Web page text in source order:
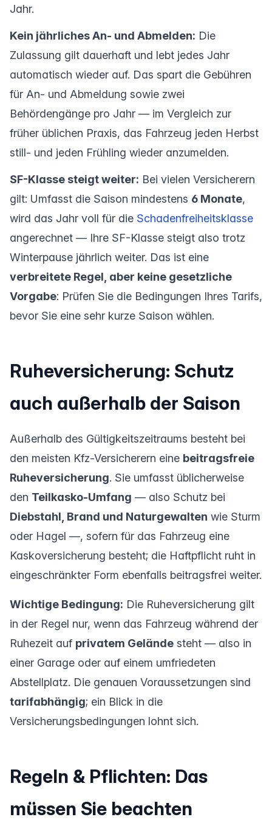
Jahr.
Kein jährliches An- und Abmelden: Die
Zulassung gilt dauerhaft und lebt jedes Jahr
automatisch wieder auf. Das spart die Gebühren
für An- und Abmeldung sowie zwei
Behördengänge pro Jahr — im Vergleich zur
früher üblichen Praxis, das Fahrzeug jeden Herbst
still- und jeden Frühling wieder anzumelden.
SF-Klasse steigt weiter: Bei vielen Versicherern
gilt: Umfasst die Saison mindestens 6 Monate,
wird das Jahr voll für die Schadenfreiheitsklasse
angerechnet — Ihre SF-Klasse steigt also trotz
Winterpause jährlich weiter. Das ist eine
verbreitete Regel, aber keine gesetzliche
Vorgabe: Prüfen Sie die Bedingungen Ihres Tarifs,
bevor Sie eine sehr kurze Saison wählen.
Ruheversicherung: Schutz
auch außerhalb der Saison
Außerhalb des Gültigkeitszeitraums besteht bei
den meisten Kfz-Versicherern eine beitragsfreie
Ruheversicherung. Sie umfasst üblicherweise
den Teilkasko-Umfang — also Schutz bei
Diebstahl, Brand und Naturgewalten wie Sturm
oder Hagel —, sofern für das Fahrzeug eine
Kaskoversicherung besteht; die Haftpflicht ruht in
eingeschränkter Form ebenfalls beitragsfrei weiter.
Wichtige Bedingung: Die Ruheversicherung gilt
in der Regel nur, wenn das Fahrzeug während der
Ruhezeit auf privatem Gelände steht — also in
einer Garage oder auf einem umfriedeten
Abstellplatz. Die genauen Voraussetzungen sind
tarifabhängig; ein Blick in die
Versicherungsbedingungen lohnt sich.
Regeln & Pflichten: Das
müssen Sie beachten